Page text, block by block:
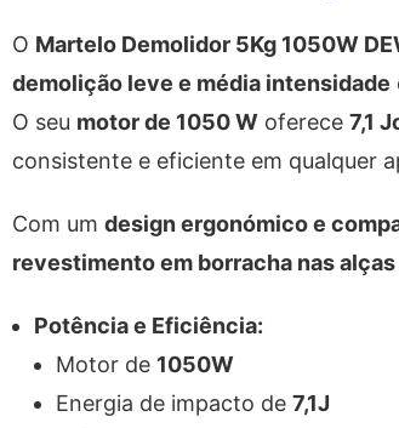
O Martelo Demolidor 5Kg 1050W
demolição leve e média intensidade
O seu motor de 1050 W oferece 7,1
consistente e eficiente em qualquer
Com um design ergonómico e
revestimento em borracha nas alças
Potência e Eficiência:
Motor de 1050W
Energia de impacto de 7,1J